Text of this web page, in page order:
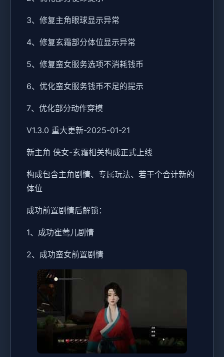
3、修复主角眼球显示异常
4、修复玄霜部分体位显示异常
5、修复蛮女服务选项不消耗钱币
6、优化蛮女服务钱币不足的提示
7、优化部分动作穿模
V1.3.0 重大更新-2025-01-21
新主角 侠女-玄霜相关构成正式上线
构成包含主角剧情、专属玩法、若干个合计新的
体位
成功前置剧情后解锁：
1、成功崔莺儿剧情
2、成功蛮女前置剧情